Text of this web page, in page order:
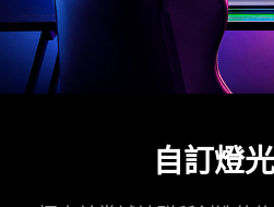
自訂燈